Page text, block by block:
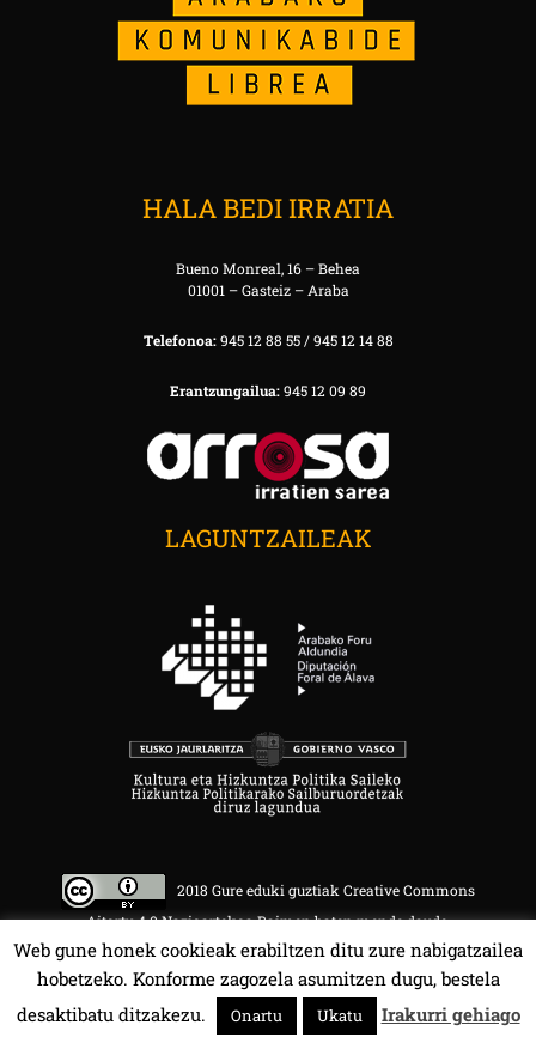
HALA BEDI IRRATIA
Bueno Monreal, 16 – Behea
01001 – Gasteiz – Araba
Telefonoa:945 12 88 55 / 945 12 14 88
Erantzungailua:945 12 09 89
LAGUNTZAILEAK
2018 Gure eduki guztiak Creative Commons
Aitortu 4.0 Nazioartekoa Baimen baten mende daude.
HALA BEDI BAT 107.4 MHz.
Web gune honek cookieak erabiltzen ditu zure nabigatzailea
hobetzeko. Konforme zagozela asumitzen dugu, bestela
desaktibatu ditzakezu.
Onartu Ukatu Irakurri gehiago